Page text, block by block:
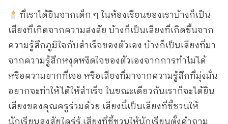
ที่เราได้ยินจากเด็ก ๆ ในห้องเรียนของเราบ้างก็เป็น
เสียงที่เกิดจากความสงสัย บ้างก็เป็นเสียงที่เกิดขึ้นจาก
ความรู้สึกภูมิใจกับสำเร็จของตัวเอง บ้างก็เป็นเสียงที่มา
จากความรู้สึกหงุดหงิดใจของตัวเองจากการทำไม่ได้
หรือความยากที่เจอ หรือเสียงที่มาจากความรู้สึกที่มุ่งมั่น
อยากจะทำให้ได้ให้สำเร็จ ในขณะเดียวกันเราก็จะได้ยิน
เสียงของคุณครูร่วมด้วย เสียงนี้เป็นเสียงที่ชี้ชวนให้